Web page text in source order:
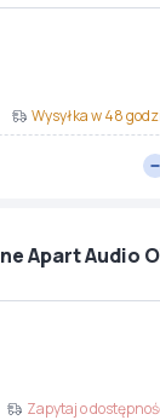
Wysyłka w 48
Apart Audio
Zapytaj o